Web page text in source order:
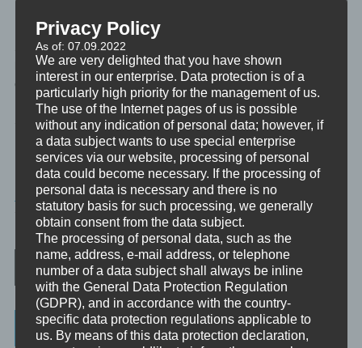
Sei ehrlich zu dir, wenn du deine Absicht für dich formulierst. Sie
kann durchaus etwas sein, das du lieber sehr geheim halten
darfst. Um so besser, wenn du sie für dich klar formulierst.
Sei präzise bei dem was tu tust und was du willst.
TAGGED
60SEK UMFELD
Post navigation
Categories
Privacy Policy
As of: 07.09.2022
We are very delighted that you have shown
interest in our enterprise. Data protection is of a
particularly high priority for the management of us.
The use of the Internet pages of us is possible
without any indication of personal data; however, if
a data subject wants to use special enterprise
services via our website, processing of personal
data could become necessary. If the processing of
personal data is necessary and there is no
statutory basis for such processing, we generally
obtain consent from the data subject.
The processing of personal data, such as the
name, address, e-mail address, or telephone
number of a data subject shall always be inline
with the General Data Protection Regulation
(GDPR), and in accordance with the country-
specific data protection regulations applicable to
us. By means of this data protection declaration,